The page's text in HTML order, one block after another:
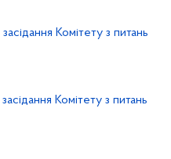
Комітету з питань
Комітету з питань